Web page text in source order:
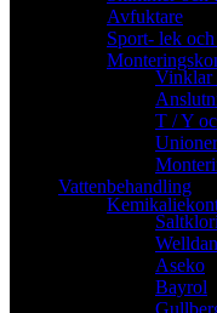
Avfuktare
Sport- lek
Vinklar
T / Y
Unioner
Vattenbehandling
Aseko
Bayrol